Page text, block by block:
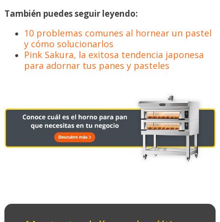
También puedes seguir leyendo:
10 problemas comunes al hornear un pastel
y cómo solucionarlos
Pink Sakura, la exitosa tendencia japonesa
para adornar tus panes y pasteles